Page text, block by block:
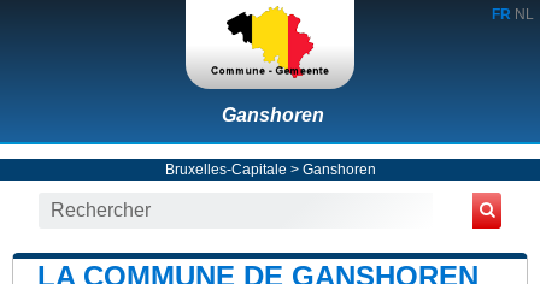
FR NL
Ganshoren
Bruxelles-Capitale > Ganshoren
LA COMMUNE DE GANSHOREN